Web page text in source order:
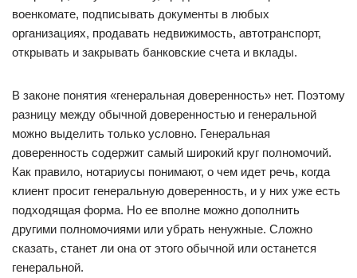
военкомате, подписывать документы в любых
организациях, продавать недвижимость, автотранспорт,
открывать и закрывать банковские счета и вклады.
В законе понятия «генеральная доверенность» нет. Поэтому
разницу между обычной доверенностью и генеральной
можно выделить только условно. Генеральная
доверенность содержит самый широкий круг полномочий.
Как правило, нотариусы понимают, о чем идет речь, когда
клиент просит генеральную доверенность, и у них уже есть
подходящая форма. Но ее вполне можно дополнить
другими полномочиями или убрать ненужные. Сложно
сказать, станет ли она от этого обычной или останется
генеральной.